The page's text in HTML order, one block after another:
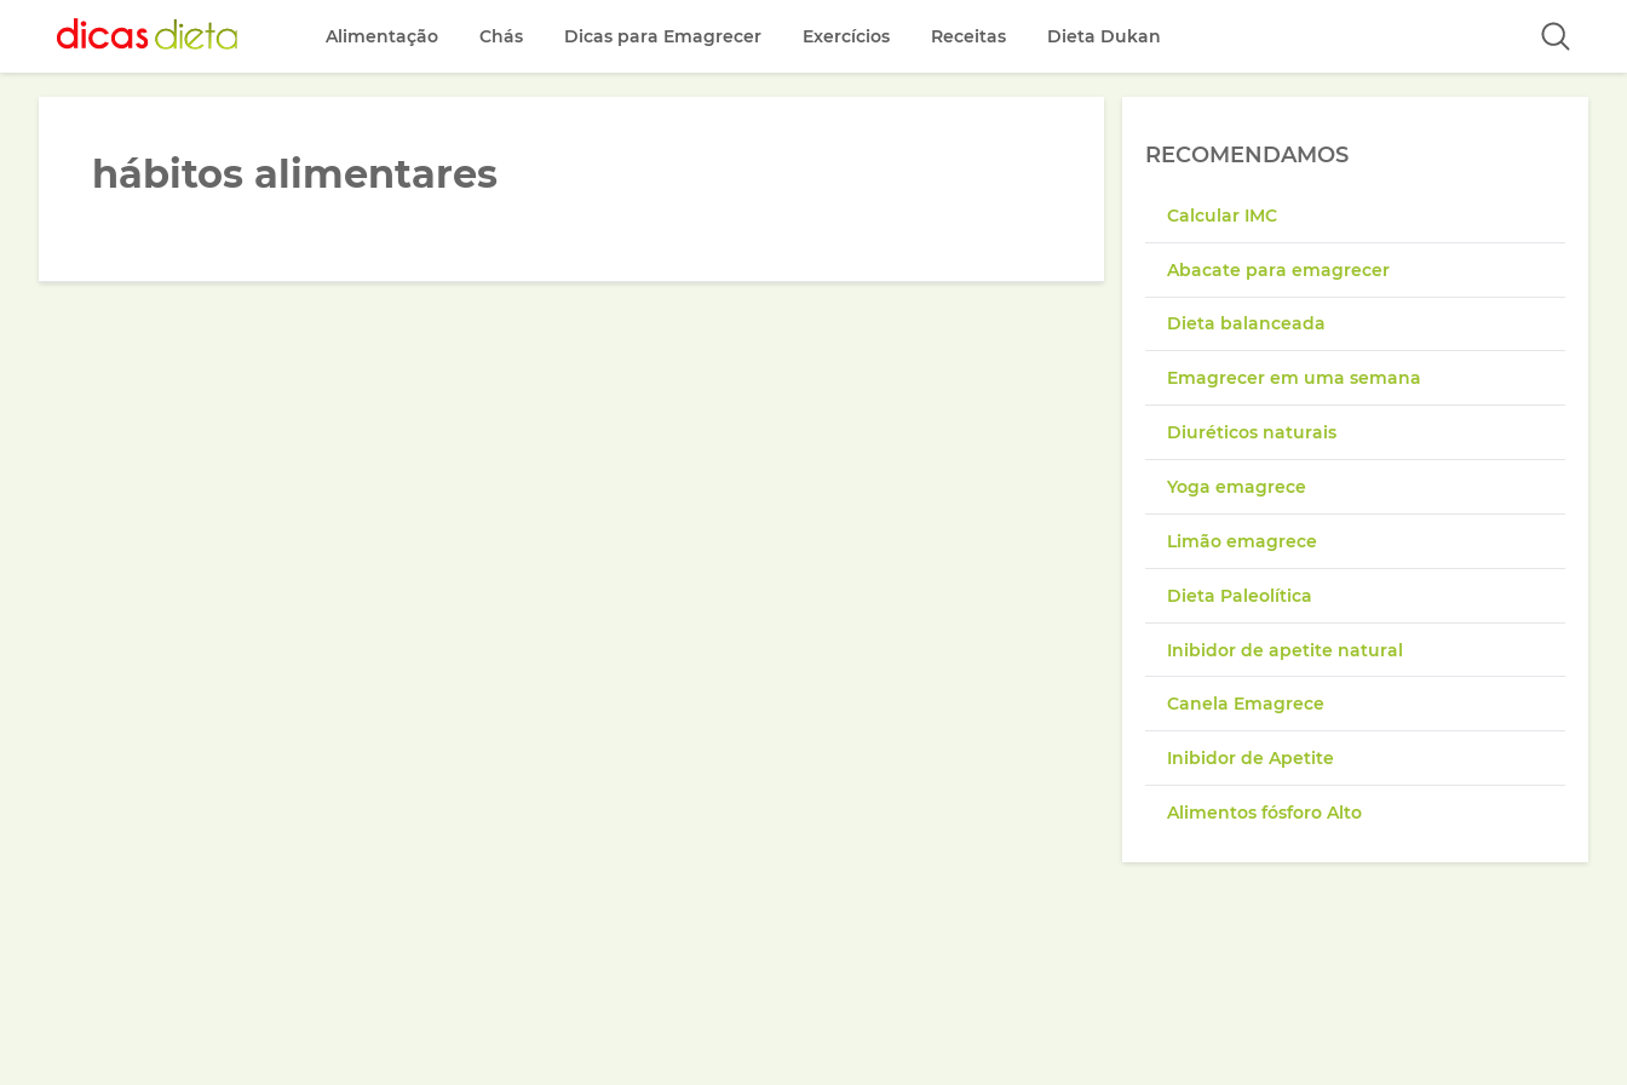
Alimentação Chás Dicas para Emagrecer Exercícios Receitas Dieta Dukan
hábitos alimentares RECOMENDAMOS
Calcular IMC
Abacate para emagrecer
Dieta balanceada
Emagrecer em uma semana
Diuréticos naturais
Yoga emagrece
Limão emagrece
Dieta Paleolítica
Inibidor de apetite natural
Canela Emagrece
Inibidor de Apetite
Alimentos fósforo Alto